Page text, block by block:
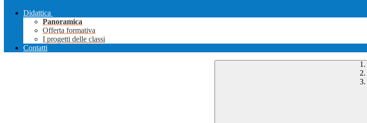
Didattica
Panoramica
Offerta formativa
I progetti delle classi
Contatti